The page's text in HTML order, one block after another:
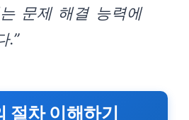
문제 해결 능력에
.”
절차 이해하기